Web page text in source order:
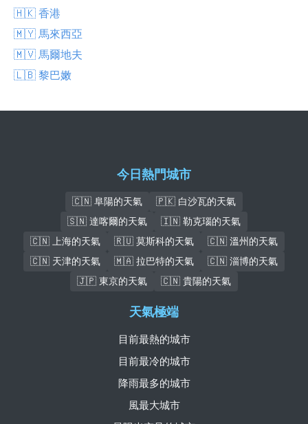
🇭🇰 香港
🇲🇾 馬來西亞
🇲🇻 馬爾地夫
🇱🇧 黎巴嫩
今日熱門城市
🇨🇳 阜陽的天氣
🇵🇰 白沙瓦的天氣
🇸🇳 達喀爾的天氣
🇮🇳 勒克瑙的天氣
🇨🇳 上海的天氣
🇷🇺 莫斯科的天氣
🇨🇳 溫州的天氣
🇨🇳 天津的天氣
🇲🇦 拉巴特的天氣
🇨🇳 淄博的天氣
🇯🇵 東京的天氣
🇨🇳 貴陽的天氣
天氣極端
目前最熱的城市
目前最冷的城市
降雨最多的城市
風最大城市